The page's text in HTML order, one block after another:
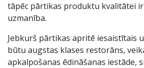
tāpēc pārtikas produktu kvalitātei
uzmanība.
Jebkurš pārtikas apritē iesaistītais
būtu augstas klases restorāns,
apkalpošanas ēdināšanas iestāde,